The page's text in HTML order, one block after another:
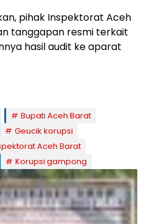
pihak Inspektorat Aceh
tanggapan resmi terkait
hasil audit ke aparat
Bupati Aceh Barat
Geucik korupsi
Aceh Barat
Korupsi gampong